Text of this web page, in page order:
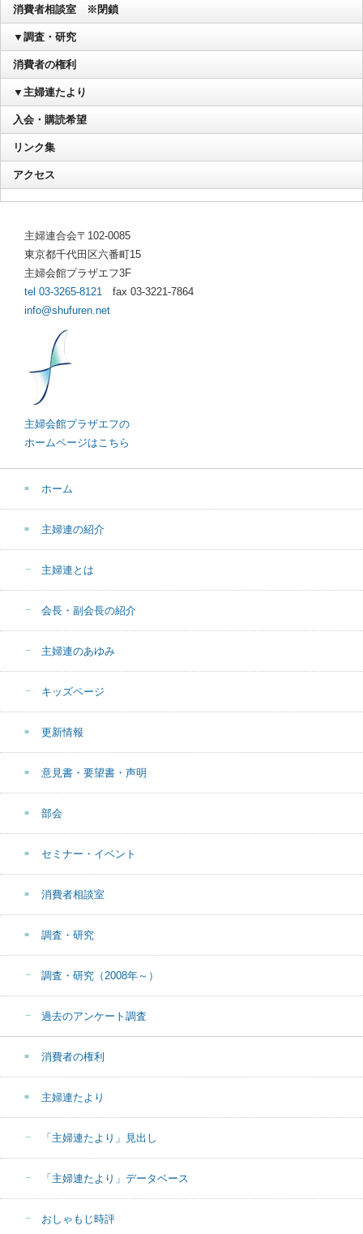
消費者相談室 ※閉鎖
▼調査・研究
消費者の権利
▼主婦連たより
入会・購読希望
リンク集
アクセス
主婦連合会〒102-0085
東京都千代田区六番町15
主婦会館プラザエフ3F
tel 03-3265-8121 fax 03-3221-7864
info@shufuren.net
主婦会館プラザエフの
ホームページはこちら
ホーム
主婦連の紹介
主婦連とは
会長・副会長の紹介
主婦連のあゆみ
キッズページ
更新情報
意見書・要望書・声明
部会
セミナー・イベント
消費者相談室
調査・研究
調査・研究（2008年～）
過去のアンケート調査
消費者の権利
主婦連たより
「主婦連たより」見出し
「主婦連たより」データベース
おしゃもじ時評